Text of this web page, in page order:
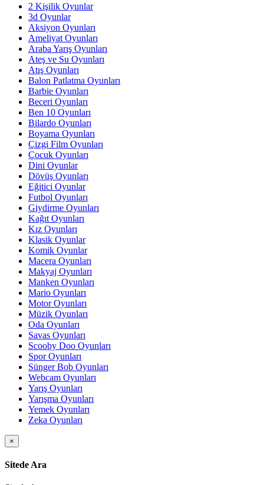
2 Kişilik Oyunlar
3d Oyunlar
Aksiyon Oyunları
Ameliyat Oyunları
Araba Yarış Oyunları
Ateş ve Su Oyunları
Atış Oyunları
Balon Patlatma Oyunları
Barbie Oyunları
Beceri Oyunları
Ben 10 Oyunları
Bilardo Oyunları
Boyama Oyunları
Çizgi Film Oyunları
Çocuk Oyunları
Dini Oyunlar
Dövüş Oyunları
Eğitici Oyunlar
Futbol Oyunları
Giydirme Oyunları
Kağıt Oyunları
Kız Oyunları
Klasik Oyunlar
Komik Oyunlar
Macera Oyunları
Makyaj Oyunları
Manken Oyunları
Mario Oyunları
Motor Oyunları
Müzik Oyunları
Oda Oyunları
Savas Oyunları
Scooby Doo Oyunları
Spor Oyunları
Sünger Bob Oyunları
Webcam Oyunları
Yarış Oyunları
Yarışma Oyunları
Yemek Oyunları
Zeka Oyunları
×
Sitede Ara